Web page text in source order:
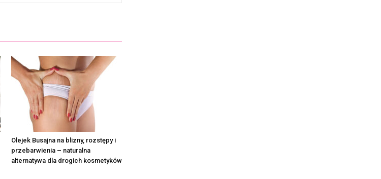
Olejek Busajna na blizny, rozstępy i
przebarwienia – naturalna
alternatywa dla drogich kosmetyków